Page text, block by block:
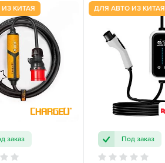
КИТАЯ
заказ
ДЛЯ АВТО ИЗ КИТАЯ
Под заказ